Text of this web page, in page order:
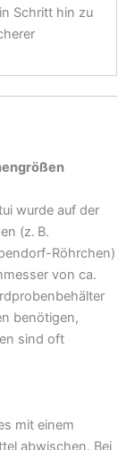
Schritt hin zu
wurde auf der
(z. B.
Röhrchen)
von ca.
benötigen,
sind oft
mit einem
abwischen. Bei